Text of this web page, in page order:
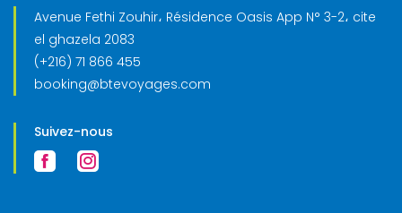
Avenue Fethi Zouhir، Résidence Oasis App N° 3-2، cite
el ghazela 2083
(+216) 71 866 455
booking@btevoyages.com
Suivez-nous